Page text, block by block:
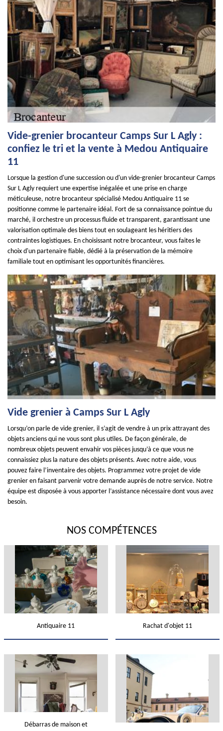
Vide-grenier brocanteur Camps Sur L Agly :
confiez le tri et la vente à Medou Antiquaire
11
Lorsque la gestion d'une succession ou d'un vide-grenier brocanteur Camps
Sur L Agly requiert une expertise inégalée et une prise en charge
méticuleuse, notre brocanteur spécialisé Medou Antiquaire 11 se
positionne comme le partenaire idéal. Fort de sa connaissance pointue du
marché, il orchestre un processus fluide et transparent, garantissant une
valorisation optimale des biens tout en soulageant les héritiers des
contraintes logistiques. En choisissant notre brocanteur, vous faites le
choix d'un partenaire fiable, dédié à la préservation de la mémoire
familiale tout en optimisant les opportunités financières.
Vide grenier à Camps Sur L Agly
Lorsqu’on parle de vide grenier, il s’agit de vendre à un prix attrayant des
objets anciens qui ne vous sont plus utiles. De façon générale, de
nombreux objets peuvent envahir vos pièces jusqu’à ce que vous ne
connaissiez plus la nature des objets présents. Avec notre aide, vous
pouvez faire l’inventaire des objets. Programmez votre projet de vide
grenier en faisant parvenir votre demande auprès de notre service. Notre
équipe est disposée à vous apporter l’assistance nécessaire dont vous avez
besoin.
NOS COMPÉTENCES
Antiquaire 11 Rachat d'objet 11
Débarras de maison et